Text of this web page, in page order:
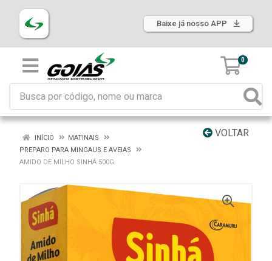
Baixe já nosso APP
0
VOLTAR
INÍCIO
MATINAIS
PREPARO PARA MINGAUS E AVEIAS
AMIDO DE MILHO SINHÁ 500G